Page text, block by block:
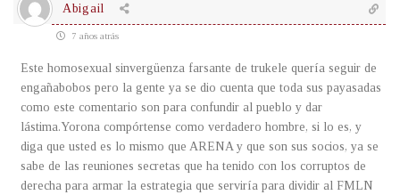
Abigail
7 años atrás
Este homosexual sinvergüenza farsante de trukele quería seguir de
engañabobos pero la gente ya se dio cuenta que toda sus payasadas
como este comentario son para confundir al pueblo y dar
lástima.Yorona compórtense como verdadero hombre, si lo es, y
diga que usted es lo mismo que ARENA y que son sus socios, ya se
sabe de las reuniones secretas que ha tenido con los corruptos de
derecha para armar la estrategia que serviría para dividir al FMLN